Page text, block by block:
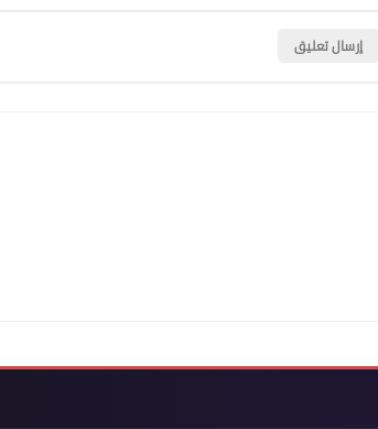
إرسال تعليق